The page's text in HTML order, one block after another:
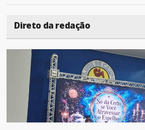
Direto da redação